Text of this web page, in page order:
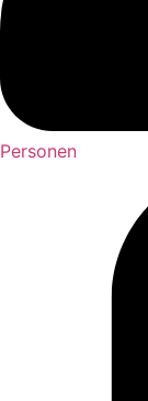
Personen